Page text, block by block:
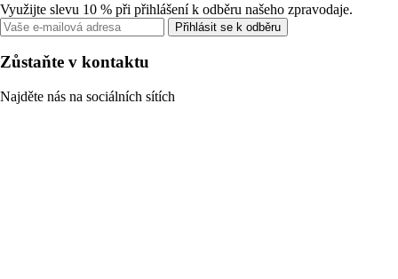
Využijte slevu 10 % při přihlášení k odběru našeho zpravodaje.
Přihlásit se k odběru
Zůstaňte v kontaktu
Najděte nás na sociálních sítích